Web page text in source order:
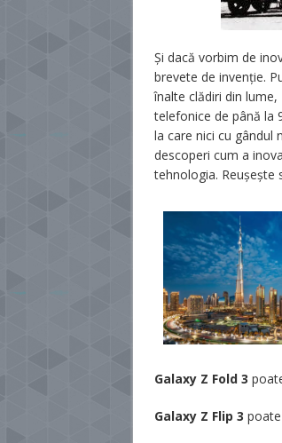
Și dacă vorbim de
brevete de invenție.
înalte clădiri din
telefonice de până la
la care nici cu gândul
descoperi cum a
tehnologia. Reușește
Galaxy Z Fold 3
Galaxy Z Flip 3